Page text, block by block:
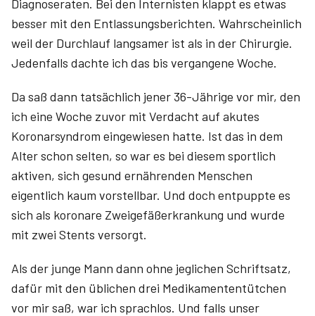
Diagnoseraten. Bei den Internisten klappt es etwas
besser mit den Entlassungsberichten. Wahrscheinlich
weil der Durchlauf langsamer ist als in der Chirurgie.
Jedenfalls dachte ich das bis vergangene Woche.
Da saß dann tatsächlich jener 36-Jährige vor mir, den
ich eine Woche zuvor mit Verdacht auf akutes
Koronarsyndrom eingewiesen hatte. Ist das in dem
Alter schon selten, so war es bei diesem sportlich
aktiven, sich gesund ernährenden Menschen
eigentlich kaum vorstellbar. Und doch entpuppte es
sich als koronare Zweigefäßerkrankung und wurde
mit zwei Stents versorgt.
Als der junge Mann dann ohne jeglichen Schriftsatz,
dafür mit den üblichen drei Medikamententütchen
vor mir saß, war ich sprachlos. Und falls unser